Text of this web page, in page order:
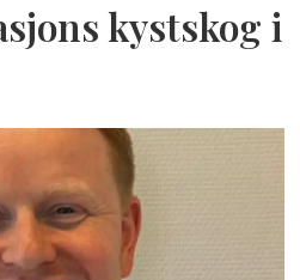
kystskog i